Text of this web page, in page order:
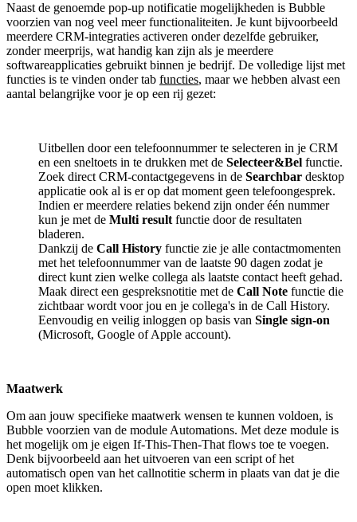
Naast de genoemde pop-up notificatie mogelijkheden is Bubble
voorzien van nog veel meer functionaliteiten. Je kunt bijvoorbeeld
meerdere CRM-integraties activeren onder dezelfde gebruiker,
zonder meerprijs, wat handig kan zijn als je meerdere
softwareapplicaties gebruikt binnen je bedrijf. De volledige lijst met
functies is te vinden onder tab functies, maar we hebben alvast een
aantal belangrijke voor je op een rij gezet:
Uitbellen door een telefoonnummer te selecteren in je CRM
en een sneltoets in te drukken met de Selecteer&Bel functie.
Zoek direct CRM-contactgegevens in de Searchbar desktop
applicatie ook al is er op dat moment geen telefoongesprek.
Indien er meerdere relaties bekend zijn onder één nummer
kun je met de Multi result functie door de resultaten
bladeren.
Dankzij de Call History functie zie je alle contactmomenten
met het telefoonnummer van de laatste 90 dagen zodat je
direct kunt zien welke collega als laatste contact heeft gehad.
Maak direct een gespreksnotitie met de Call Note functie die
zichtbaar wordt voor jou en je collega's in de Call History.
Eenvoudig en veilig inloggen op basis van Single sign-on
(Microsoft, Google of Apple account).
Maatwerk
Om aan jouw specifieke maatwerk wensen te kunnen voldoen, is
Bubble voorzien van de module Automations. Met deze module is
het mogelijk om je eigen If-This-Then-That flows toe te voegen.
Denk bijvoorbeeld aan het uitvoeren van een script of het
automatisch open van het callnotitie scherm in plaats van dat je die
open moet klikken.